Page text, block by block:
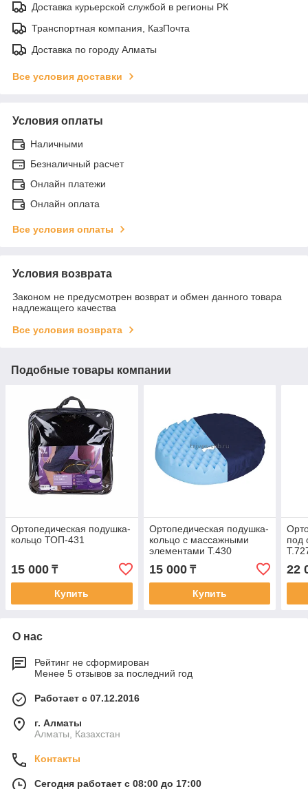
Доставка курьерской службой в регионы РК
Транспортная компания, КазПочта
Доставка по городу Алматы
Все условия доставки
Условия оплаты
Наличными
Безналичный расчет
Онлайн платежи
Онлайн оплата
Все условия оплаты
Условия возврата
Законом не предусмотрен возврат и обмен данного товара
надлежащего качества
Все условия возврата
Подобные товары компании
Ортопедическая подушка-
кольцо ТОП-431
15 000 ₸
Купить
Ортопедическая подушка-
кольцо с массажными
элементами Т.430
(ТОП-130)
15 000₸
Купить
под
22
О нас
Рейтинг не сформирован
Менее 5 отзывов за последний год
Работает с 07.12.2016
г. Алматы
Алматы, Казахстан
Контакты
Сегодня работает с 08:00 до 17:00